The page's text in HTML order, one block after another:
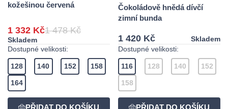
kožešinou červená
1 332 Kč1 478 Kč
Skladem
Dostupné velikosti:
128 140 152 158
164
Čokoládově hnědá dívčí
zimní bunda
1 420 Kč
Skladem
Dostupné velikosti:
116 128 140 152
158